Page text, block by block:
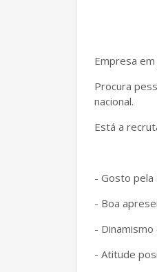
Empresa
Procura
nacional.
Está a
- Gosto pela
- Boa
-
- Atitude